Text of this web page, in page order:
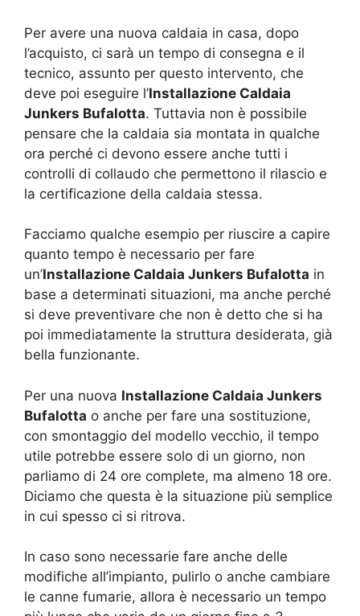
Per avere una nuova caldaia in casa, dopo
l’acquisto, ci sarà un tempo di consegna e il
tecnico, assunto per questo intervento, che
deve poi eseguire l’Installazione Caldaia
Junkers Bufalotta. Tuttavia non è possibile
pensare che la caldaia sia montata in qualche
ora perché ci devono essere anche tutti i
controlli di collaudo che permettono il rilascio e
la certificazione della caldaia stessa.
Facciamo qualche esempio per riuscire a capire
quanto tempo è necessario per fare
un’Installazione Caldaia Junkers Bufalotta in
base a determinati situazioni, ma anche perché
si deve preventivare che non è detto che si ha
poi immediatamente la struttura desiderata, già
bella funzionante.
Per una nuova Installazione Caldaia Junkers
Bufalotta o anche per fare una sostituzione,
con smontaggio del modello vecchio, il tempo
utile potrebbe essere solo di un giorno, non
parliamo di 24 ore complete, ma almeno 18 ore.
Diciamo che questa è la situazione più semplice
in cui spesso ci si ritrova.
In caso sono necessarie fare anche delle
modifiche all’impianto, pulirlo o anche cambiare
le canne fumarie, allora è necessario un tempo